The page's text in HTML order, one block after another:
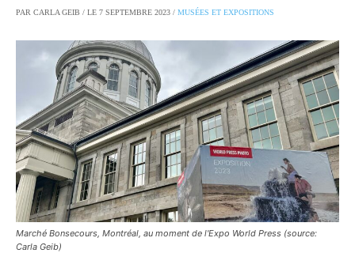
PAR CARLA GEIB / LE 7 SEPTEMBRE 2023 / MUSÉES ET EXPOSITIONS
Marché Bonsecours, Montréal, au moment de l'Expo World Press (source:
Carla Geib)